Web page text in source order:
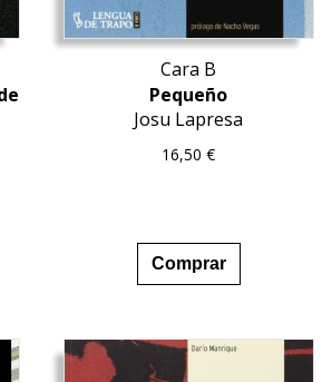
Cara B
Pequeño
Josu Lapresa
16,50€
Comprar